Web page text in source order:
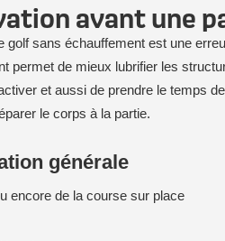
avant une
golf sans échauffement est une
permet de mieux lubrifier les
et aussi de prendre le temps
le corps à la partie.
générale
encore de la course sur place